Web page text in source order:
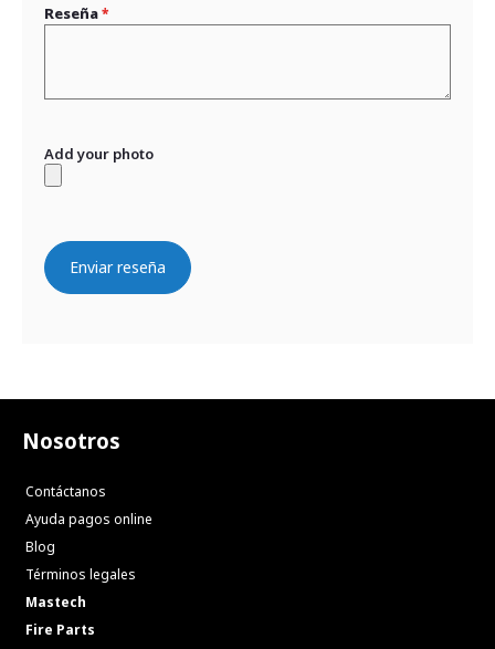
Reseña
Add your photo
Enviar reseña
Nosotros
Contáctanos
Ayuda pagos online
Blog
Términos legales
Mastech
Fire Parts